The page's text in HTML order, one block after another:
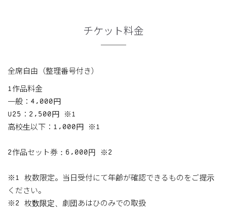
チケット料金
全席自由（整理番号付き）
1作品料金
一般：4,000円
U25：2,500円 ※1
高校生以下：1,000円 ※1
2作品セット券：6,000円 ※2
※1 枚数限定。当日受付にて年齢が確認できるものをご提示
ください。
※2 枚数限定、劇団あはひのみでの取扱